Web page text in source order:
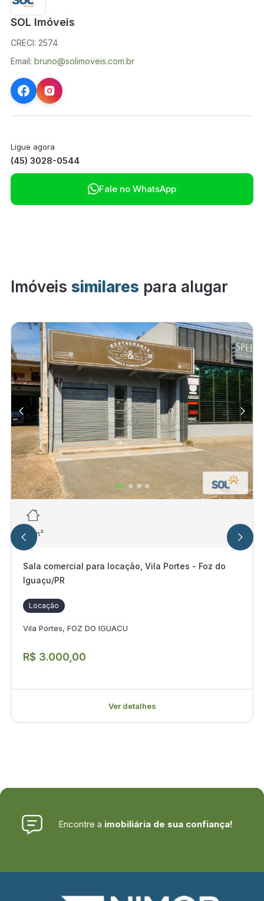
SOL Imóveis
CRECI: 2574
Email: bruno@solimoveis.com.br
Ligue agora
(45) 3028-0544
Fale no WhatsApp
Imóveis similares para alugar
66 m²
Sala comercial para locação, Vila Portes - Foz do
Iguaçu/PR
Locação
Vila Portes, FOZ DO IGUACU
R$ 3.000,00
Ver detalhes
Encontre a imobiliária de sua confiança!